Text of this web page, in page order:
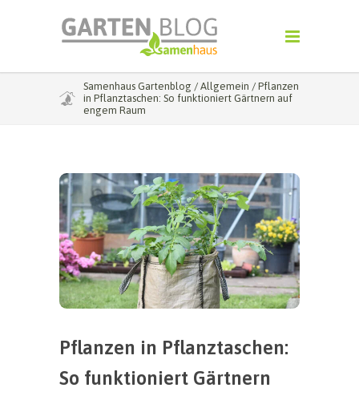
Samenhaus Gartenblog / Allgemein / Pflanzen
in Pflanztaschen: So funktioniert Gärtnern auf
engem Raum
Pflanzen in Pflanztaschen:
So funktioniert Gärtnern